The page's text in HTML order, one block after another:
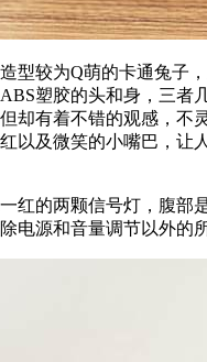
型较为Q萌的卡通兔子
塑胶的头和身，三者
却有着不错的观感，不
以及微笑的小嘴巴，让
红的两颗信号灯，腹部
电源和音量调节以外的